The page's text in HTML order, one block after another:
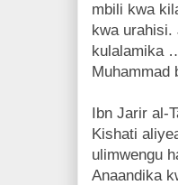
mbili kwa
kwa urahisi.
kulalamika
Muhammad
Ibn Jarir al-
Kishati
ulimwengu
Anaandika